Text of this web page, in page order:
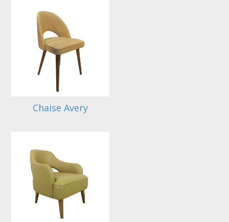
Chaise Avery